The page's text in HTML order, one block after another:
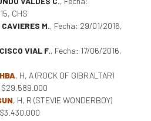
CHS
M., Fecha: 29/01/2016,
VIAL F., Fecha: 17/06/2016,
, H, A (ROCK OF GIBRALTAR)
$29.589.000
, H, R (STEVIE WONDERBOY)